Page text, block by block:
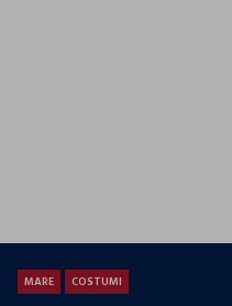
MARE COSTUMI